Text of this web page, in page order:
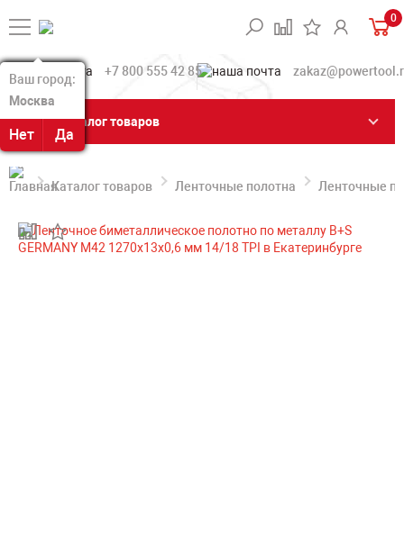
Ваш город:
Москва
Нет Да
Ваш город:
Москва
Нет Да
0
+7 800 555 42 85
Каталог товаров
Каталог товаров Ленточные полотна Ленточные